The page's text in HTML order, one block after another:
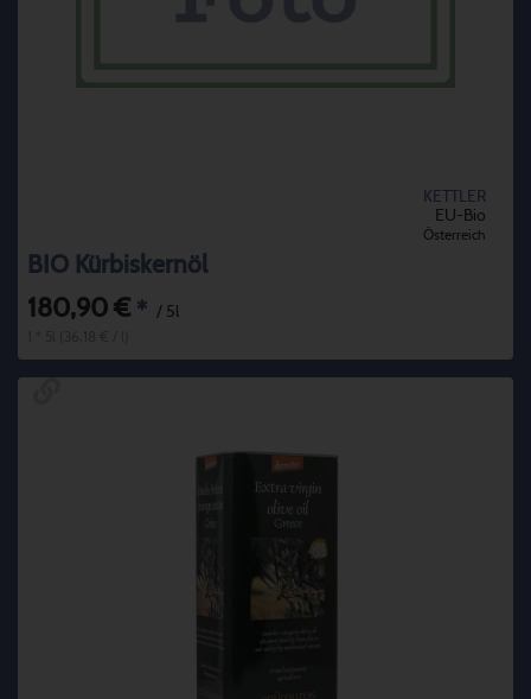
KETTLER
EU-Bio
Österreich
BIO Kürbiskernöl
180,90 € * / 5l